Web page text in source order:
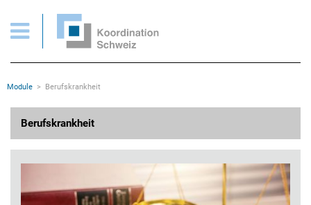
Wichtige Seiten
Home
Inhalt
Sitemap
Rootline Navigation
Module Berufskrankheit
Berufskrankheit